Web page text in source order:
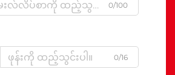
0/100
0/16